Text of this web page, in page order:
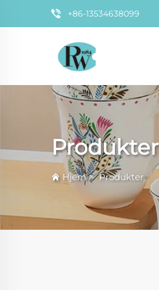
+86-13534638099
Produkter
Hjem>Produkter